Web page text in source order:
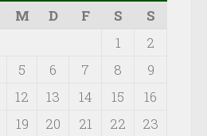
M D F S
S
1
2
5 6 7 8
9
12 13 14 15
16
19 20 21 22
23